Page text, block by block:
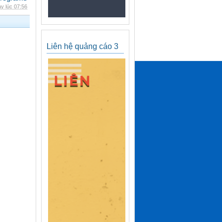
lúc 07:56
Liên hệ quảng cáo 3